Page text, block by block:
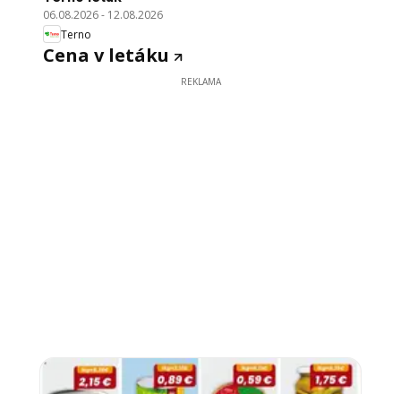
06.08.2026- 12.08.2026
Terno
Cena v letáku
REKLAMA